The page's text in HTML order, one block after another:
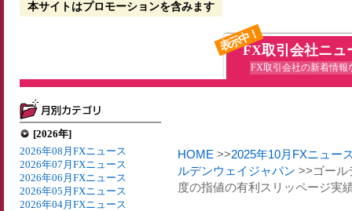
本サイトはプロモーションを含みます
表示中！FX取引会社ニュ
FX取引会社の新着情報
[2026年]
2026年08月FXニュース
2026年07月FXニュース
2026年06月FXニュース
2026年05月FXニュース
2026年04月FXニュース
HOME >>2025年10月FXニュー
ルデンウェイジャパン >>ゴール
度の指値の有利スリッページ実